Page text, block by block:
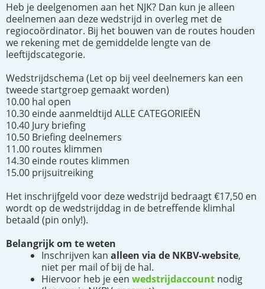
Heb je deelgenomen aan het NJK? Dan kun je alleen
deelnemen aan deze wedstrijd in overleg met de
regiocoördinator. Bij het bouwen van de routes houden
we rekening met de gemiddelde lengte van de
leeftijdscategorie.
Wedstrijdschema (Let op bij veel deelnemers kan een
tweede startgroep gemaakt worden)
10.00 hal open
10.30 einde aanmeldtijd ALLE CATEGORIEËN
10.40 Jury briefing
10.50 Briefing deelnemers
11.00 routes klimmen
14.30 einde routes klimmen
15.00 prijsuitreiking
Het inschrijfgeld voor deze wedstrijd bedraagt €17,50 en
wordt op de wedstrijddag in de betreffende klimhal
betaald (pin only!).
Belangrijk om te weten
Inschrijven kan alleen via de NKBV-website,
niet per mail of bij de hal.
Hiervoor heb je een wedstrijdaccount nodig